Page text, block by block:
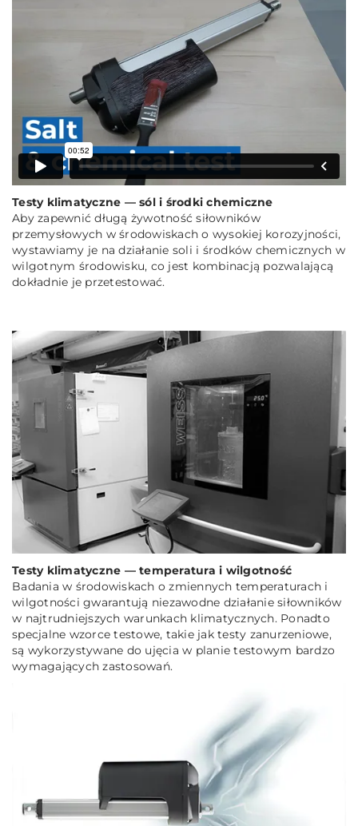
Testy klimatyczne — sól i środki chemiczne
Aby zapewnić długą żywotność siłowników
przemysłowych w środowiskach o wysokiej korozyjności,
wystawiamy je na działanie soli i środków chemicznych w
wilgotnym środowisku, co jest kombinacją pozwalającą
dokładnie je przetestować.
Testy klimatyczne — temperatura i wilgotność
Badania w środowiskach o zmiennych temperaturach i
wilgotności gwarantują niezawodne działanie siłowników
w najtrudniejszych warunkach klimatycznych. Ponadto
specjalne wzorce testowe, takie jak testy zanurzeniowe,
są wykorzystywane do ujęcia w planie testowym bardzo
wymagających zastosowań.